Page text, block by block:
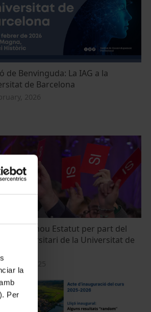
la
Per
de Benvinguda: La IAG a la
de Barcelona
2026
del nou Estatut per part del
universitari de la Universitat de
2025